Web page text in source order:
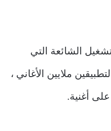
الشائعة التي
ملايين الأغاني ،
أغنية.